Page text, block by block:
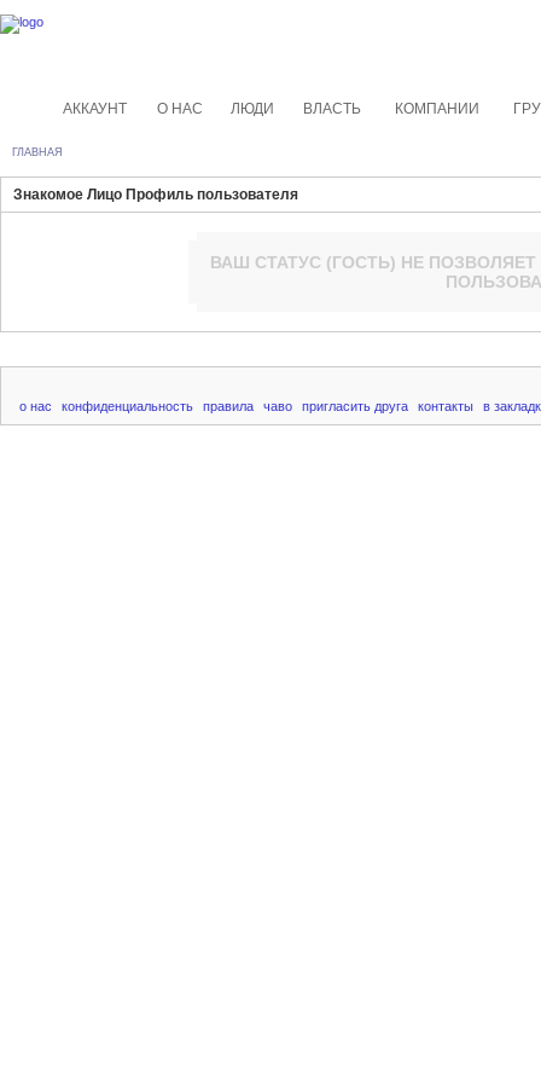
АККАУНТ О НАС ЛЮДИ ВЛАСТЬ КОМПАНИИ
ГЛАВНАЯ
Знакомое Лицо Профиль пользователя
ВАШ СТАТУС (ГОСТЬ) НЕ
о нас конфиденциальность правила чаво пригласить друга контакты в